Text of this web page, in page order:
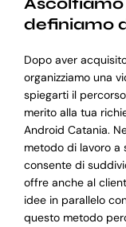
definiamo
Dopo aver
organizziamo una
spiegarti il
merito alla tua
Android Catania.
metodo di lavoro a
consente di
offre anche al
idee in parallelo
questo metodo